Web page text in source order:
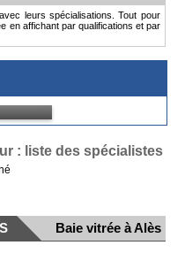
leurs spécialisations. Tout pour
en affichant par qualifications et par
: liste des spécialistes
Baie vitrée à Alès